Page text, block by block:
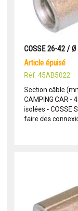
COSSE 26-42 /
article épuisé
Réf: 45AB5022
Section câble
CAMPING CAR -
isolées - COSSE
faire des